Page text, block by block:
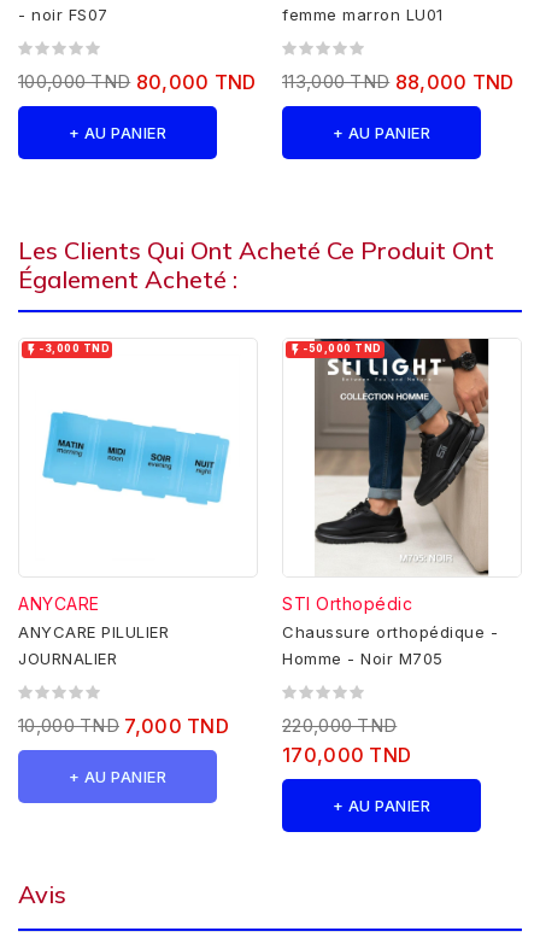
- noir FS07
100,000 TND 80,000 TND
+ AU PANIER
femme marron LU01
113,000 TND 88,000 TND
+ AU PANIER
Les Clients Qui Ont Acheté Ce Produit Ont
Également Acheté :
 -3,000 TND
ANYCARE
ANYCARE PILULIER
JOURNALIER
10,000 TND 7,000 TND
+ AU PANIER
 -50,000 TND
STI Orthopédic
Chaussure orthopédique -
Homme - Noir M705
220,000 TND
170,000 TND
+ AU PANIER
Avis